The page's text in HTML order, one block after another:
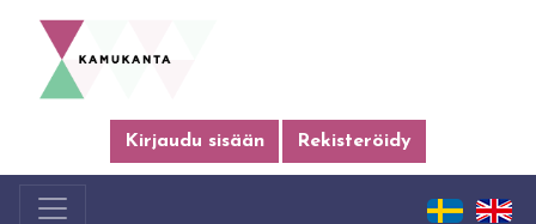
Kirjaudu sisään Rekisteröidy